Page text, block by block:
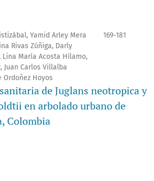
Yamid Arley Mera
Rivas Zúñiga, Darly
Lina María Acosta Hílamo,
Juan Carlos Villalba
Ordoñez Hoyos
169-181
de Juglans neotropica y
en arbolado urbano de
Colombia